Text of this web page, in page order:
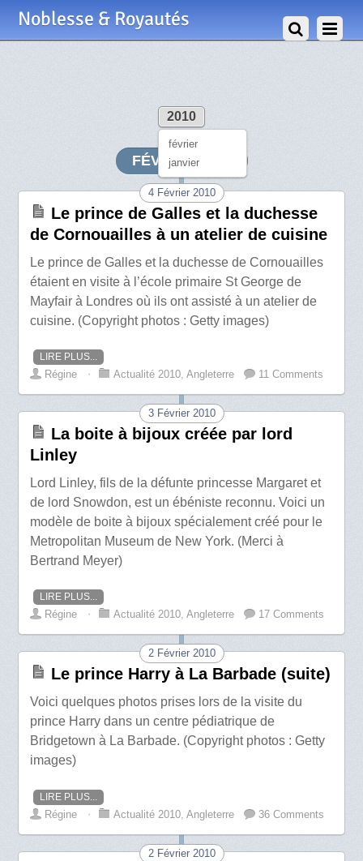
Noblesse & Royautés
2010
février
janvier
FÉVRIER 2010
4 Février 2010
Le prince de Galles et la duchesse
de Cornouailles à un atelier de cuisine
Le prince de Galles et la duchesse de Cornouailles
étaient en visite à l’école primaire St George de
Mayfair à Londres où ils ont assisté à un atelier de
cuisine. (Copyright photos : Getty images)
LIRE PLUS...
Régine ⋅ Actualité 2010,Angleterre 11 Comments
3 Février 2010
La boite à bijoux créée par lord
Linley
Lord Linley, fils de la défunte princesse Margaret et
de lord Snowdon, est un ébéniste reconnu. Voici un
modèle de boite à bijoux spécialement créé pour le
Metropolitan Museum de New York. (Merci à
Bertrand Meyer)
LIRE PLUS...
Régine ⋅ Actualité 2010,Angleterre 17 Comments
2 Février 2010
Le prince Harry à La Barbade (suite)
Voici quelques photos prises lors de la visite du
prince Harry dans un centre pédiatrique de
Bridgetown à La Barbade. (Copyright photos : Getty
images)
LIRE PLUS...
Régine ⋅ Actualité 2010 ,Angleterre 36 Comments
2 Février 2010